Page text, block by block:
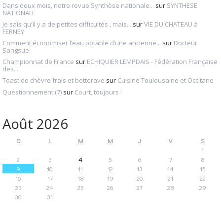
Dans deux mois, notre revue Synthèse nationale... sur SYNTHESE
NATIONALE
Je sais qu'il y a de petites difficultés , mais... surVIE DU CHATEAU à
FERNEY
Comment économiser l’eau potable d’une ancienne... sur Docteur
Sangsue
Championnat de France sur ECHIQUIER LEMPDAIS - Fédération Française
des...
Toast de chèvre frais et betterave sur Cuisine Toulousaine et Occitane
Questionnement (7) sur Court, toujours !
Août 2026
D L M M J V
S
1
2
3 4 5 6 7
8
9
10 11 12 13 14
15
16
17 18 19 20 21
22
23
24 25 26 27 28
29
30
31